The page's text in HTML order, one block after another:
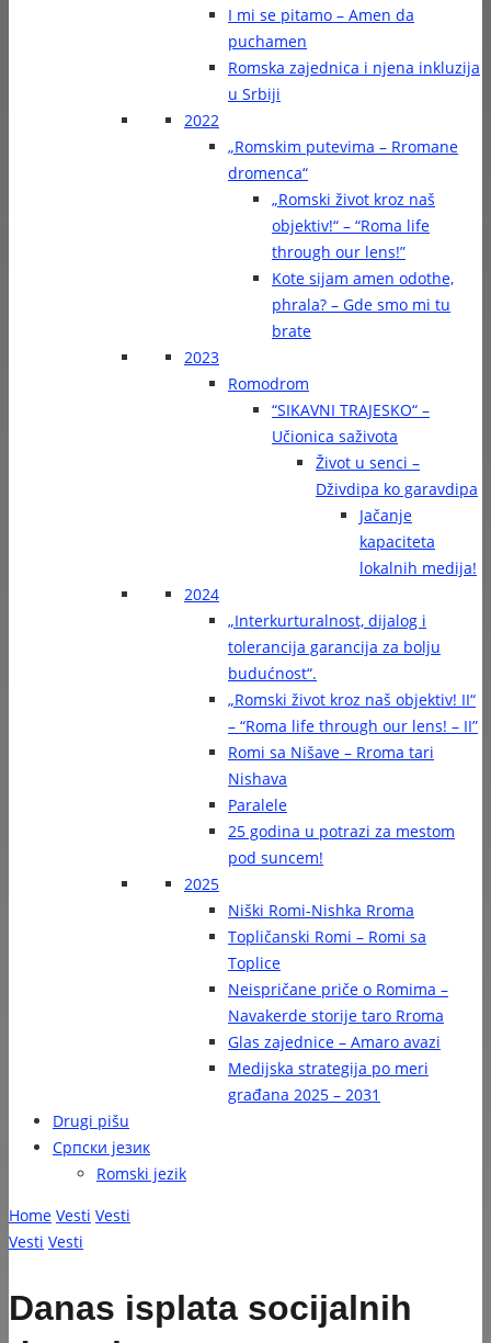
I mi se pitamo – Amen da
puchamen
Romska zajednica i njena inkluzija
u Srbiji
2022
„Romskim putevima – Rromane
dromenca“
„Romski život kroz naš
objektiv!“ – “Roma life
through our lens!”
Kote sijam amen odothe,
phrala? – Gde smo mi tu
brate
2023
Romodrom
“SIKAVNI TRAJESKO“ –
Učionica saživota
Život u senci –
Dživdipa ko garavdipa
Jačanje
kapaciteta
lokalnih medija!
2024
„Interkurturalnost, dijalog i
tolerancija garancija za bolju
budućnost“.
„Romski život kroz naš objektiv! II“
– “Roma life through our lens! – II”
Romi sa Nišave – Rroma tari
Nishava
Paralele
25 godina u potrazi za mestom
pod suncem!
2025
Niški Romi-Nishka Rroma
Topličanski Romi – Romi sa
Toplice
Neispričane priče o Romima –
Navakerde storije taro Rroma
Glas zajednice – Amaro avazi
Medijska strategija po meri
građana 2025 – 2031
Drugi pišu
Српски језик
Romski jezik
Home Vesti Vesti
Vesti Vesti
Danas isplata socijalnih